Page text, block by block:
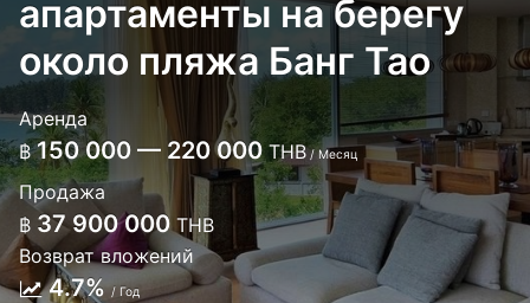
апартаменты на берегу
около пляжа Банг Тао
Аренда
฿ 150 000 — 220 000 THB/ Месяц
Продажа
฿ 37 900 000THB
Возврат вложений
4.7%/ Год